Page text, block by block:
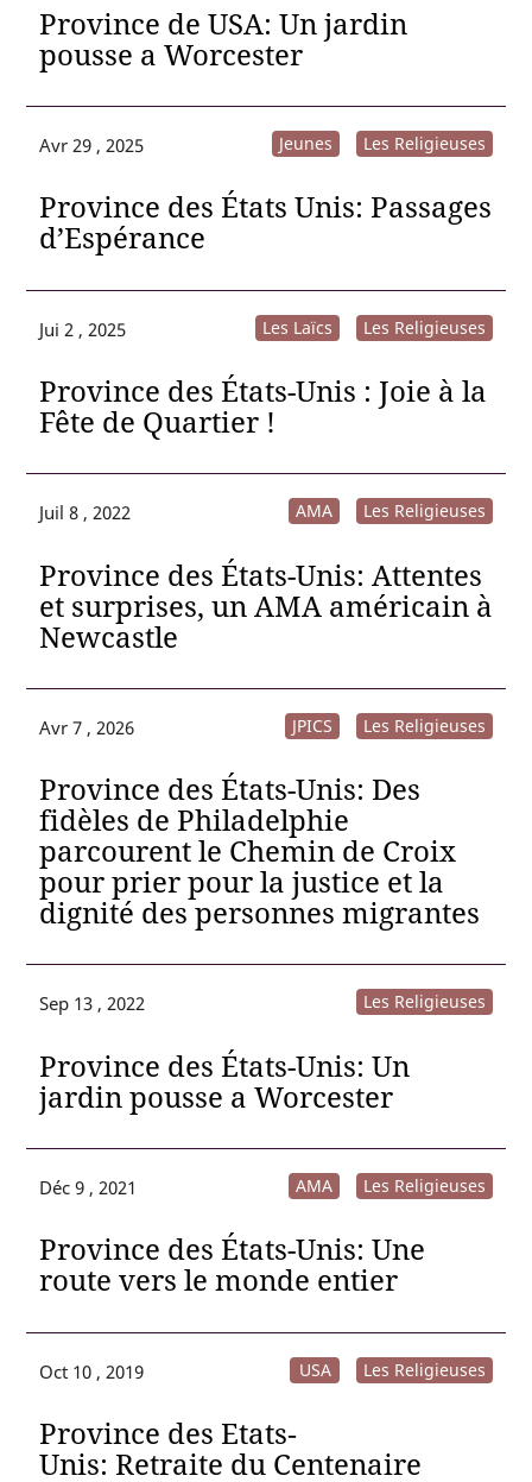
Province de USA: Un jardin
pousse a Worcester
Avr 29 , 2025 Les Religieuses
Jeunes
Province des États Unis: Passages
d’Espérance
Jui 2 , 2025 Les Religieuses
Les Laïcs
Province des États-Unis : Joie à la
Fête de Quartier !
Juil 8 , 2022 Les Religieuses
AMA
Province des États-Unis: Attentes
et surprises, un AMA américain à
Newcastle
Avr 7 , 2026 Les Religieuses
JPICS
Province des États-Unis: Des
fidèles de Philadelphie
parcourent le Chemin de Croix
pour prier pour la justice et la
dignité des personnes migrantes
Sep 13 , 2022 Les Religieuses
Province des États-Unis: Un
jardin pousse a Worcester
Déc 9 , 2021 Les Religieuses
AMA
Province des États-Unis: Une
route vers le monde entier
Oct 10 , 2019 Les Religieuses
USA
Province des Etats‐
Unis: Retraite du Centenaire